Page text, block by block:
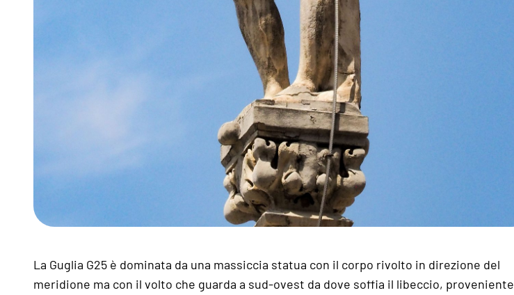
La Guglia G25 è dominata da una massiccia statua con il corpo rivolto in direzione del
meridione ma con il volto che guarda a sud-ovest da dove soffia il libeccio, proveniente